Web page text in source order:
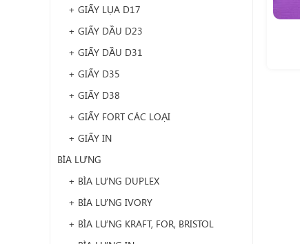
+ GIẤY LỤA D17
+ GIẤY DẦU D23
+ GIẤY DẦU D31
+ GIẤY D35
+ GIẤY D38
+ GIẤY FORT CÁC LOẠI
+ GIẤY IN
BÌA LƯNG
+ BÌA LƯNG DUPLEX
+ BÌA LƯNG IVORY
+ BÌA LƯNG KRAFT, FOR, BRISTOL